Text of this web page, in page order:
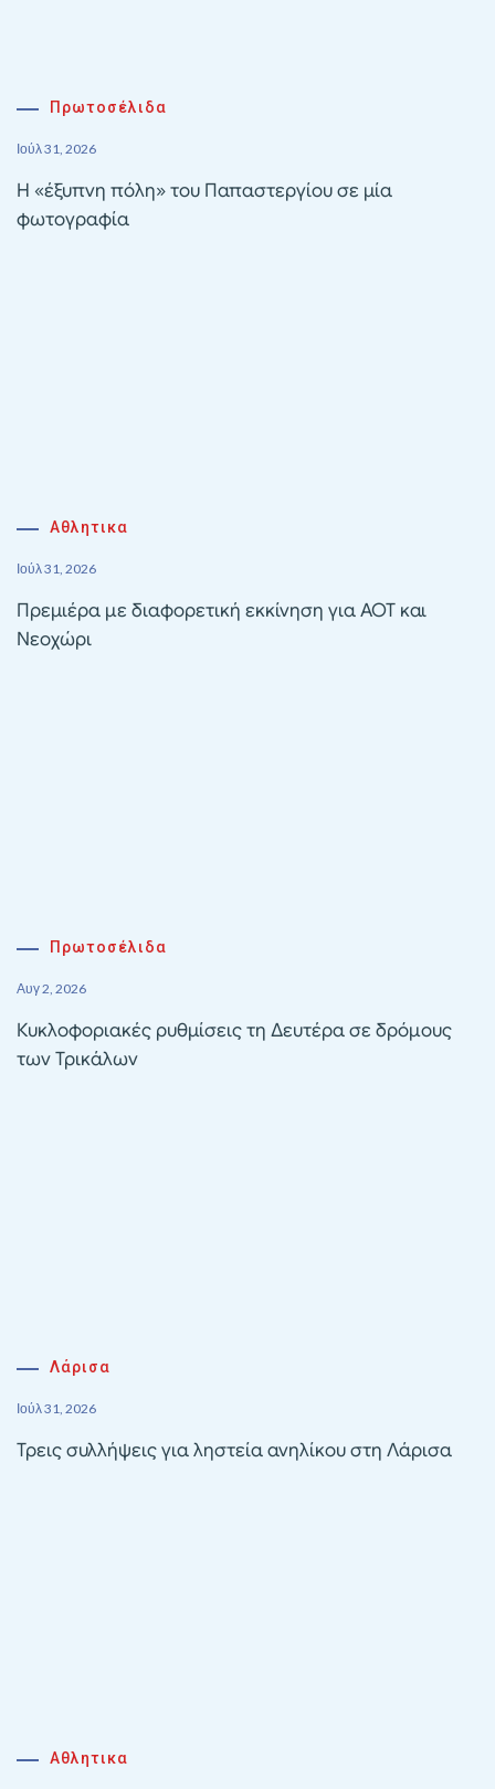
Πρωτοσέλιδα
Ιούλ 31, 2026
Η «έξυπνη πόλη» του Παπαστεργίου σε μία
φωτογραφία
Αθλητικα
Ιούλ 31, 2026
Πρεμιέρα με διαφορετική εκκίνηση για ΑΟΤ και
Νεοχώρι
Πρωτοσέλιδα
Αυγ 2, 2026
Κυκλοφοριακές ρυθμίσεις τη Δευτέρα σε δρόμους
των Τρικάλων
Λάρισα
Ιούλ 31, 2026
Τρεις συλλήψεις για ληστεία ανηλίκου στη Λάρισα
Αθλητικα